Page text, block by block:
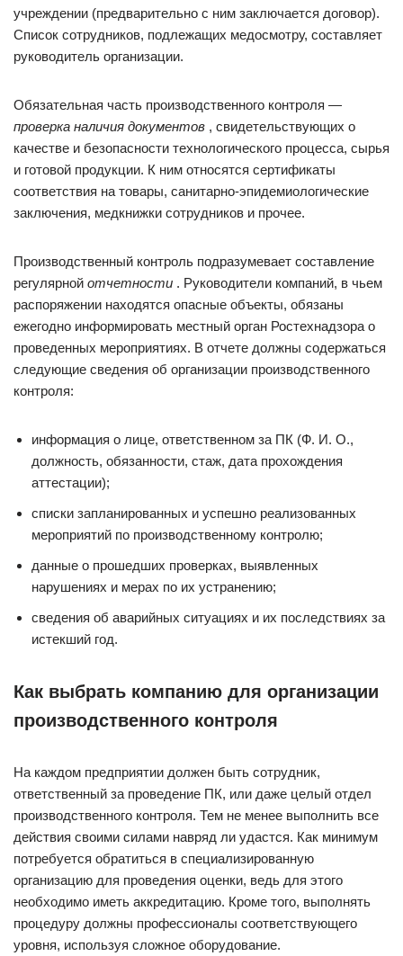
учреждении (предварительно с ним заключается договор).
Список сотрудников, подлежащих медосмотру, составляет
руководитель организации.
Обязательная часть производственного контроля —
проверка наличия документов , свидетельствующих о
качестве и безопасности технологического процесса, сырья
и готовой продукции. К ним относятся сертификаты
соответствия на товары, санитарно-эпидемиологические
заключения, медкнижки сотрудников и прочее.
Производственный контроль подразумевает составление
регулярной отчетности . Руководители компаний, в чьем
распоряжении находятся опасные объекты, обязаны
ежегодно информировать местный орган Ростехнадзора о
проведенных мероприятиях. В отчете должны содержаться
следующие сведения об организации производственного
контроля:
информация о лице, ответственном за ПК (Ф. И. О.,
должность, обязанности, стаж, дата прохождения
аттестации);
списки запланированных и успешно реализованных
мероприятий по производственному контролю;
данные о прошедших проверках, выявленных
нарушениях и мерах по их устранению;
сведения об аварийных ситуациях и их последствиях за
истекший год.
Как выбрать компанию для организации
производственного контроля
На каждом предприятии должен быть сотрудник,
ответственный за проведение ПК, или даже целый отдел
производственного контроля. Тем не менее выполнить все
действия своими силами навряд ли удастся. Как минимум
потребуется обратиться в специализированную
организацию для проведения оценки, ведь для этого
необходимо иметь аккредитацию. Кроме того, выполнять
процедуру должны профессионалы соответствующего
уровня, используя сложное оборудование.